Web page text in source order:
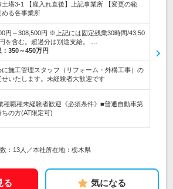
塔3-1 【雇入れ直後】上記事業所 【変更の範
める各事業所
円～308,500円 ※上記には固定残業30時間/43,50
を含む。超過分は別途支給。 …
350～450万円
施工管理スタッフ（リフォーム・外構工事）の
せいたします。未経験者大歓迎です
種職種未経験者歓迎《必須条件》■普通自動車第
の方(AT限定可)
：13人／本社所在地：栃木県
る 気になる